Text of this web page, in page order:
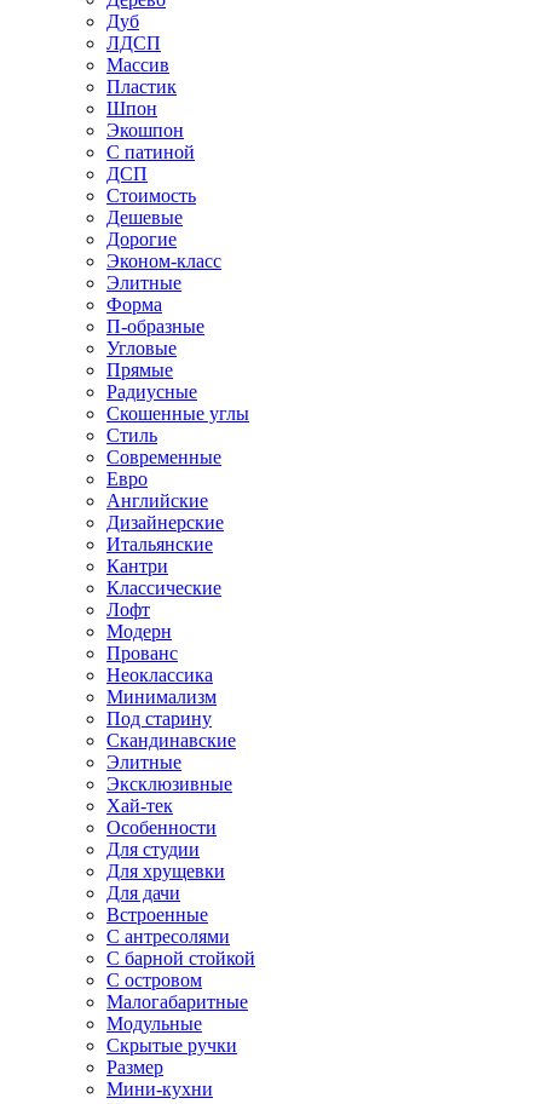
Дуб
ЛДСП
Массив
Пластик
Шпон
Экошпон
С патиной
ДСП
Стоимость
Дешевые
Дорогие
Эконом-класс
Элитные
Форма
П-образные
Угловые
Прямые
Радиусные
Скошенные углы
Стиль
Современные
Евро
Английские
Дизайнерские
Итальянские
Кантри
Классические
Лофт
Модерн
Прованс
Неоклассика
Минимализм
Под старину
Скандинавские
Элитные
Эксклюзивные
Хай-тек
Особенности
Для студии
Для хрущевки
Для дачи
Встроенные
С антресолями
С барной стойкой
С островом
Малогабаритные
Модульные
Скрытые ручки
Размер
Мини-кухни